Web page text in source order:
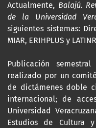
Actualmente, Balajú.
de la Universidad
siguientes sistemas:
MIAR, ERIHPLUS y
Publicación
realizado por un
de dictámenes doble
internacional; de
Universidad
Estudios de Cultura y